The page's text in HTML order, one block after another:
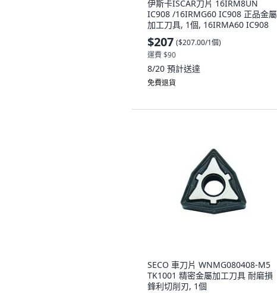
伊斯卡ISCAR刀片 16IRM8UN
IC908 /16IRMG60 IC908 正品金屬
加工刀具, 1個, 16IRMA60 IC908
$207 ($207.00/1個)
運費 $90
8/20 預計送達
免費退貨
SECO 車刀片 WNMG080408-M5
TK1001 精密金屬加工刀具 耐磨損
鋒利切削刃, 1個